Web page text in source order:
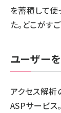
を蓄積して使
た。どこがす
ユーザー
アクセス解
ASPサービス